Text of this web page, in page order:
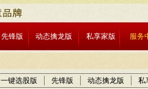
先锋版 动态擒龙版 私享家版 服务
一键选股版 先锋版 动态擒龙版 私